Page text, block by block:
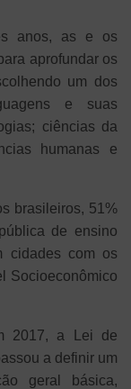
anos, as e os
aprofundar os
um dos
e suas
ciências da
humanas e
brasileiros, 51%
de ensino
cidades com os
Socioeconômico
2017, a Lei de
a definir um
geral básica,